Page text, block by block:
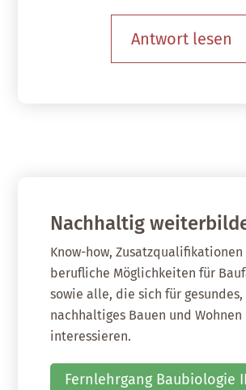
Antwort lesen
Nachhaltig
Know-how, Zusatzqualifikationen
berufliche Möglichkeiten für
sowie alle, die sich für gesundes,
nachhaltiges Bauen und Wohnen
interessieren.
Fernlehrgang Baubiologie